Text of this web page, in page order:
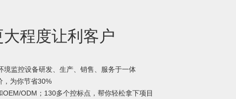
大程度让利客户
境监控设备研发、生产、销售、服务于一体
，为你节省30%
ODM；130多个控标点，帮你轻松拿下项目